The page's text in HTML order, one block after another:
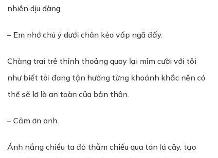
nhiên dịu dàng.
– Em nhớ chú ý dưới chân kẻo vấp ngã đấy.
Chàng trai trẻ thỉnh thoảng quay lại mỉm cười với tôi
như biết tôi đang tận hưởng từng khoảnh khắc nên có
thể sẽ lơ là an toàn của bản thân.
– Cảm ơn anh.
Ánh nắng chiều ta đỏ thẫm chiếu qua tán lá cây, tạo